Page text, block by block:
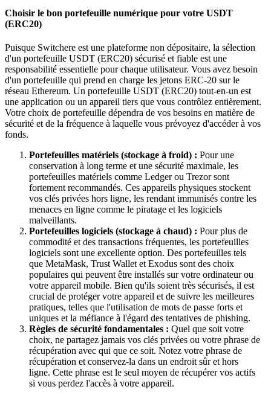
Choisir le bon portefeuille numérique pour votre USDT
(ERC20)
Puisque Switchere est une plateforme non dépositaire, la sélection
d'un portefeuille USDT (ERC20) sécurisé et fiable est une
responsabilité essentielle pour chaque utilisateur. Vous avez besoin
d'un portefeuille qui prend en charge les jetons ERC-20 sur le
réseau Ethereum. Un portefeuille USDT (ERC20) tout-en-un est
une application ou un appareil tiers que vous contrôlez entièrement.
Votre choix de portefeuille dépendra de vos besoins en matière de
sécurité et de la fréquence à laquelle vous prévoyez d'accéder à vos
fonds.
Portefeuilles matériels (stockage à froid) : Pour une
conservation à long terme et une sécurité maximale, les
portefeuilles matériels comme Ledger ou Trezor sont
fortement recommandés. Ces appareils physiques stockent
vos clés privées hors ligne, les rendant immunisés contre les
menaces en ligne comme le piratage et les logiciels
malveillants.
Portefeuilles logiciels (stockage à chaud) : Pour plus de
commodité et des transactions fréquentes, les portefeuilles
logiciels sont une excellente option. Des portefeuilles tels
que MetaMask, Trust Wallet et Exodus sont des choix
populaires qui peuvent être installés sur votre ordinateur ou
votre appareil mobile. Bien qu'ils soient très sécurisés, il est
crucial de protéger votre appareil et de suivre les meilleures
pratiques, telles que l'utilisation de mots de passe forts et
uniques et la méfiance à l'égard des tentatives de phishing.
Règles de sécurité fondamentales : Quel que soit votre
choix, ne partagez jamais vos clés privées ou votre phrase de
récupération avec qui que ce soit. Notez votre phrase de
récupération et conservez-la dans un endroit sûr et hors
ligne. Cette phrase est le seul moyen de récupérer vos actifs
si vous perdez l'accès à votre appareil.